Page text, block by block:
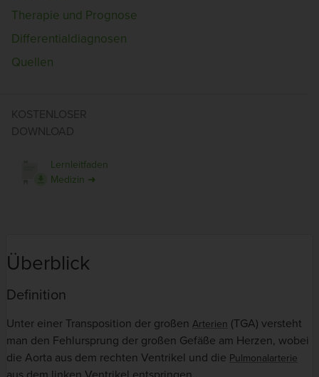
Therapie und Prognose
Differentialdiagnosen
Quellen
KOSTENLOSER
DOWNLOAD
Lernleitfaden
Medizin ➜
Überblick
Definition
Unter einer Transposition der großen Arterien (TGA) versteht
man den Fehlursprung der großen Gefäße am Herzen, wobei
die Aorta aus dem rechten Ventrikel und die Pulmonalarterie